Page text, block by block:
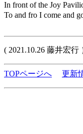
In front of the Joy
To and fro I come and
( 2021.10.26 藤井宏行
TOPページへ 更新